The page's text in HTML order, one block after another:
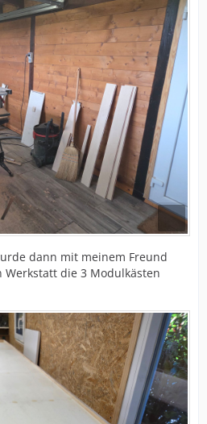
dann mit meinem Freund
die 3 Modulkästen